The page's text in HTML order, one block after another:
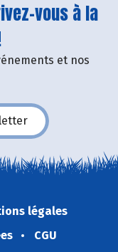
vous à la
et nos
légales
CGU